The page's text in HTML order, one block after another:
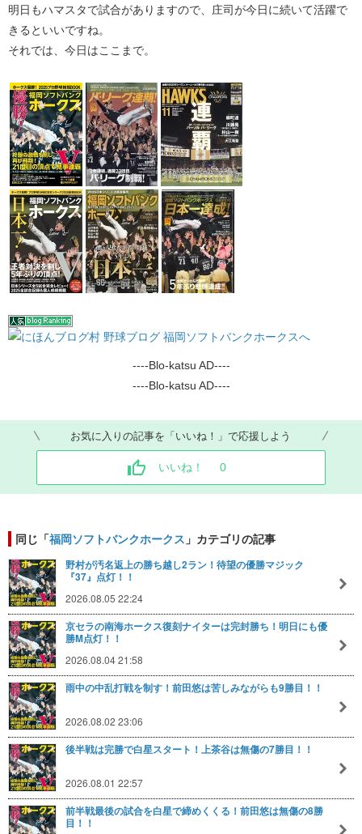
明日もハマスタで試合がありますので、庄司が今日に続いて活躍で
きるといいですね。
それでは、今日はここまで。
----Blo-katsu AD----
----Blo-katsu AD----
お気に入りの記事を「いいね！」で応援しよう
いいね！ 0
同じ「福岡ソフトバンクホークス 」カテゴリの記事
野村が汚名返上の勝ち越し2ラン！待望の優勝マジック
『37』点灯！！
2026.08.05 22:24
京セラの南海ホークス復刻ナイターは完封勝ち！明日にも優
勝M点灯！！
2026.08.04 21:58
雨中の中乱打戦を制す！前田悠は苦しみながらも9勝目！！
2026.08.02 23:06
後半戦は完勝で白星スタート！上茶谷は無傷の7勝目！！
2026.08.01 22:57
前半戦最後の試合を白星で締めくくる！前田悠は無傷の8勝
目！！